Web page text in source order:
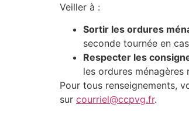
Veiller à :
Sortir les ordures
seconde tournée en
Respecter les
les ordures ménagères
Pour tous renseignements,
sur courriel@ccpvg.fr.